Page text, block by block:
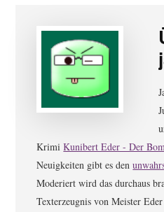
KrimiKunibert Eder - Der
Neuigkeiten gibt es den
Moderiert wird das durchaus
Texterzeugnis von Meister